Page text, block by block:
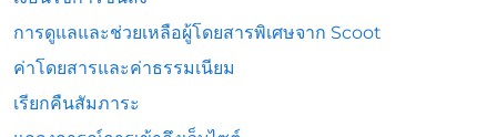
การดูแลและช่วยเหลือผู้โดยสารพิเศษจาก Scoot
ค่าโดยสารและค่าธรรมเนียม
เรียกคืนสัมภาระ